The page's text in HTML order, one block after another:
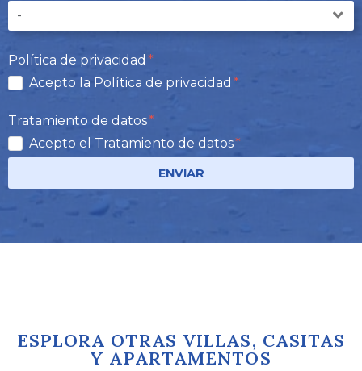
Política de privacidad
Acepto la Política de privacidad
Tratamiento de datos
Acepto el Tratamiento de datos
ENVIAR
ESPLORA OTRAS VILLAS, CASITAS
Y APARTAMENTOS